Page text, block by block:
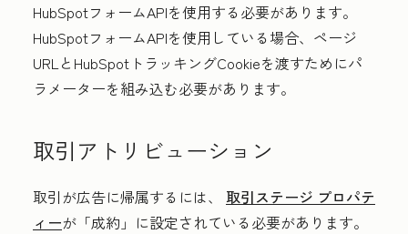
HubSpotフォームAPIを使用する必要があります。
HubSpotフォームAPIを使用している場合、ページ
URLとHubSpotトラッキングCookieを渡すためにパ
ラメーターを組み込む必要があります。
取引アトリビューション
取引が広告に帰属するには、 取引ステージ プロパテ
ィーが「成約」に設定されている必要があります。